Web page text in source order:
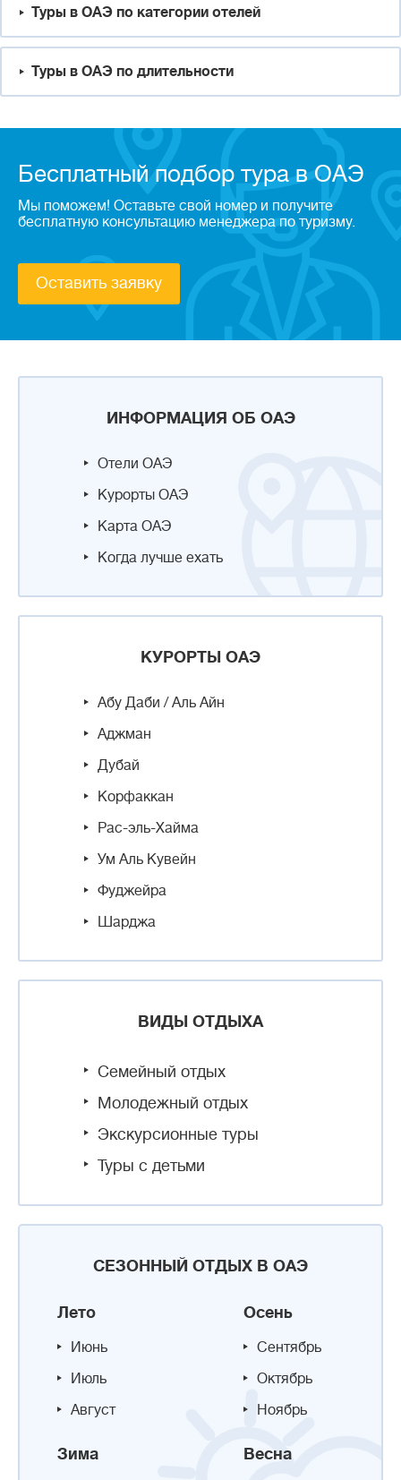
ИНФОРМАЦИЯ ОБ ОАЭ
Отели ОАЭ
Курорты ОАЭ
Карта ОАЭ
Когда лучше ехать
КУРОРТЫ ОАЭ
Абу Даби / Аль Айн
Аджман
Дубай
Корфаккан
Рас-эль-Хайма
Ум Аль Кувейн
Фуджейра
Шарджа
ВИДЫ ОТДЫХА
Семейный отдых
Молодежный отдых
Экскурсионные туры
Туры с детьми
СЕЗОННЫЙ ОТДЫХ В ОАЭ
Лето
Июнь
Июль
Август
Осень
Сентябрь
Октябрь
Ноябрь
Зима Весна
Туры в ОАЭ по категории отелей
Туры в ОАЭ по длительности
Бесплатный подбор тура в ОАЭ
Мы поможем! Оставьте свой номер и получите
бесплатную консультацию менеджера по туризму.
Оставить заявку